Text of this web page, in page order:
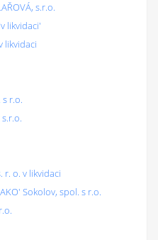
s.r.o.
likvidaci'
likvidaci
s r.o.
r. o. v likvidaci
Sokolov, spol. s r.o.